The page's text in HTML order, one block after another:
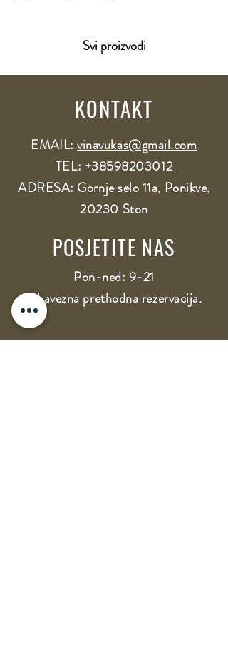
Svi proizvodi
KONTAKT
EMAIL:vinavukas@gmail.com​
TEL: +38598203012
ADRESA: Gornje selo 11a, Ponikve,
20230 Ston
POSJETITE NAS
Pon-ned: 9-21
Obavezna prethodna rezervacija.